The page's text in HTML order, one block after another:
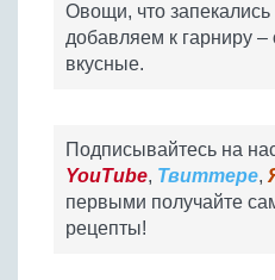
Овощи, что
добавляем к гарниру –
вкусные.
Подписывайтесь на
YouTube, Твиттере,
первыми получайте
рецепты!